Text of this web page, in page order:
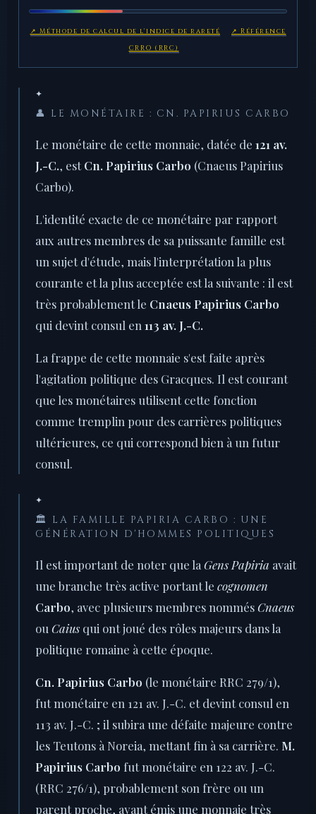
↗ Méthode de calcul de l'indice de rareté
↗ Référence
CRRO (RRC)
✦
👤 LE MONÉTAIRE : CN. PAPIRIUS CARBO
Le monétaire de cette monnaie, datée de 121 av.
J.-C., estCn. Papirius Carbo (Cnaeus Papirius
Carbo).
L'identité exacte de ce monétaire par rapport
aux autres membres de sa puissante famille est
un sujet d'étude, mais l'interprétation la plus
courante et la plus acceptée est la suivante : il est
très probablement le Cnaeus Papirius Carbo
qui devint consul en 113 av. J.-C.
La frappe de cette monnaie s'est faite après
l'agitation politique des Gracques. Il est courant
que les monétaires utilisent cette fonction
comme tremplin pour des carrières politiques
ultérieures, ce qui correspond bien à un futur
consul.
✦
🏛️ LA FAMILLE PAPIRIA CARBO : UNE
GÉNÉRATION D'HOMMES POLITIQUES
Il est important de noter que la Gens Papiria avait
une branche très active portant le cognomen
Carbo, avec plusieurs membres nommésCnaeus
ou Caius qui ont joué des rôles majeurs dans la
politique romaine à cette époque.
Cn. Papirius Carbo (le monétaire RRC 279/1),
fut monétaire en 121 av. J.-C. et devint consul en
113 av. J.-C. ; il subira une défaite majeure contre
les Teutons à Noreia, mettant fin à sa carrière. M.
Papirius Carbo fut monétaire en 122 av. J.-C.
(RRC 276/1), probablement son frère ou un
parent proche, ayant émis une monnaie très